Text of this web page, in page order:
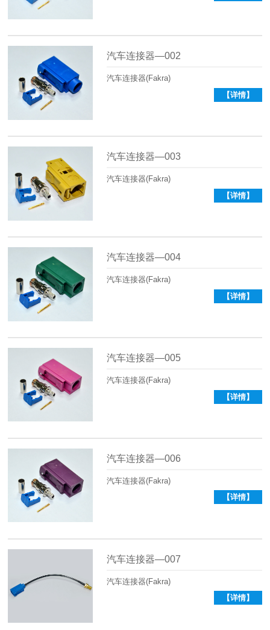
汽车连接器—002
汽车连接器(Fakra)
【详情】
汽车连接器—003
汽车连接器(Fakra)
【详情】
汽车连接器—004
汽车连接器(Fakra)
【详情】
汽车连接器—005
汽车连接器(Fakra)
【详情】
汽车连接器—006
汽车连接器(Fakra)
【详情】
汽车连接器—007
汽车连接器(Fakra)
【详情】